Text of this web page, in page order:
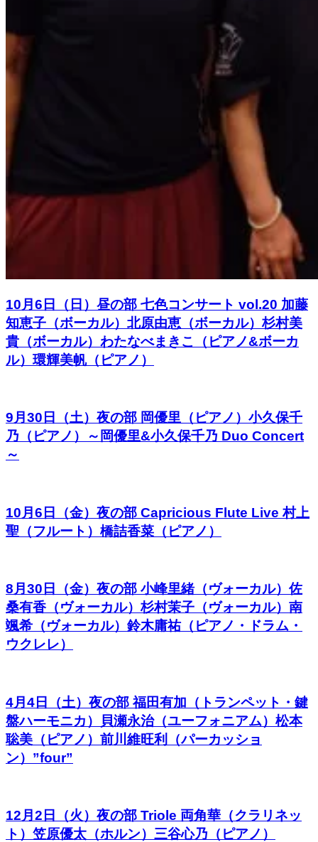
10月6日（日）昼の部 七色コンサート vol.20 加藤
知恵子（ボーカル）北原由恵（ボーカル）杉村美
貴（ボーカル）わたなべまきこ（ピアノ&ボーカ
ル）環輝美帆（ピアノ）
9月30日（土）夜の部 岡優里（ピアノ）小久保千
乃（ピアノ）～岡優里&小久保千乃 Duo Concert
～
10月6日（金）夜の部 Capricious Flute Live 村上
聖（フルート）橋詰香菜（ピアノ）
8月30日（金）夜の部 小峰里緒（ヴォーカル）佐
桑有香（ヴォーカル）杉村茉子（ヴォーカル）南
颯希（ヴォーカル）鈴木庸祐（ピアノ・ドラム・
ウクレレ）
4月4日（土）夜の部 福田有加（トランペット・鍵
盤ハーモニカ）貝瀬永治（ユーフォニアム）松本
聡美（ピアノ）前川維旺利（パーカッショ
ン）”four”
12月2日（火）夜の部 Triole 両角華（クラリネッ
ト）笠原優太（ホルン）三谷心乃（ピアノ）